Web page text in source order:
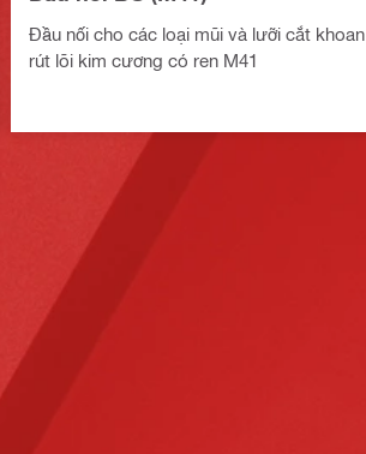
Đầu nối cho các loại mũi và lưỡi cắt khoan
rút lõi kim cương có ren M41